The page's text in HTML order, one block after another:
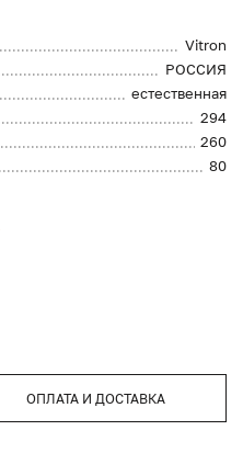
Vitron
РОССИЯ
естественная
294
260
80
ОПЛАТА И ДОСТАВКА